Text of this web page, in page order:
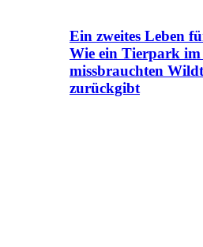
Ein zweites Leben
Wie ein Tierpark
missbrauchten
zurückgibt